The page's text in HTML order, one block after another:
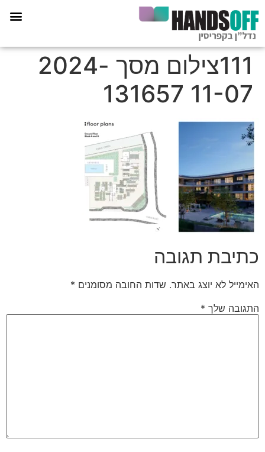
111צילום מסך 2024-
11-07 131657
כתיבת תגובה
האימייל לא יוצג באתר. שדות החובה מסומנים *
התגובה שלך *